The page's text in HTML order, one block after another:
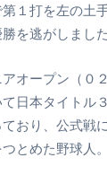
１打を左の土
を逃がしました
オープン（０
て日本タイトル
おり、公式戦
とめた野球人。